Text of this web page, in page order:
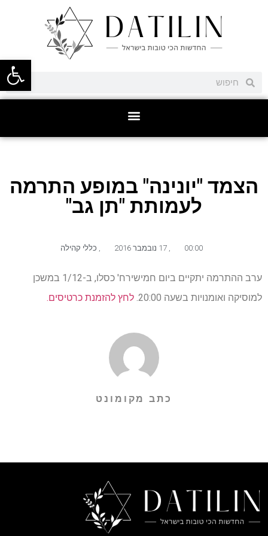
פתח
הצמד "יונינה" במופע התרמה
לעמותת "תן גב"
00:00
,
, כללי קהילה
ערב ההתרמה יתקיים ביום חמישירח' כסלו, ב-1/12 במשכן
למוסיקה ואומנויות בשעה 20:00.
לחץ להזמנת כרטיסים.
כתב מקומונט